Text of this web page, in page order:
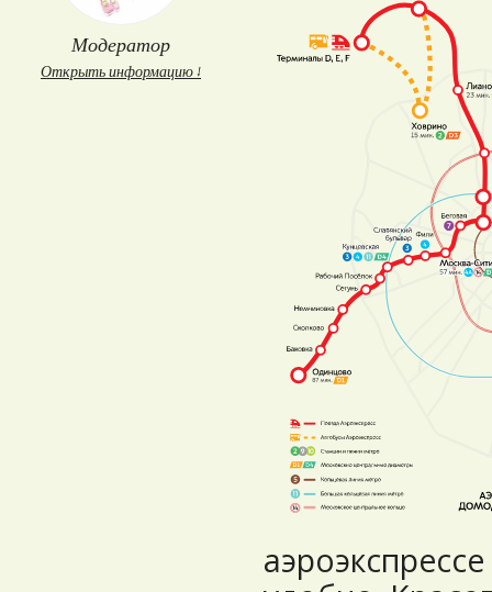
Модератор
Открыть информацию ↓